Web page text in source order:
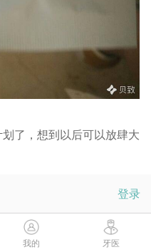
了，想到以后可以放肆大
登录
我的 牙医